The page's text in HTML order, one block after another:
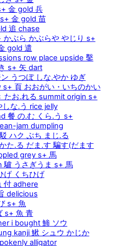
金 gold 兵
金 gold 苗
追 chase
ぶら かぶらや やじり s+
gold 遣
row place upside 鑿
s+ 矢 dart
うつぼ しな.やか ゆぎ
頁 おおがい・いちのかい
たお.れる summit origin s+
な.う rice jelly
餐 の.む くら.う s+
jam dumpling
ハク ぶち まじ.る
た.る だま.す 騙す(だます
grey s+ 馬
うさぎうま s+ 馬
げ くちひげ
付 adhere
delicious
s+ 魚
s+ 魚 青
i bought 鯵 ソウ
kanji 鰍 シュウ かじか
alligator